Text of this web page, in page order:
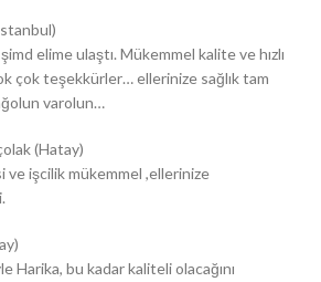
elime ulaştı. Mükemmel kalite ve hızlı
çok teşekkürler… ellerinize sağlık tam
varolun…
(Hatay)
işcilik mükemmel ,ellerinize
Harika, bu kadar kaliteli olacağını